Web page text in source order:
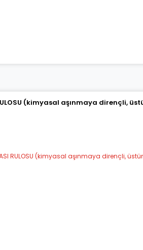
RULOSU (kimyasal aşınmaya dirençli,